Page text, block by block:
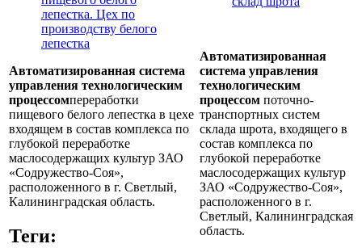
Автоматизированная система
управления технологическим
процессомпереработки
пищевого белого лепестка в цехе
входящем в состав комплекса по
глубокой переработке
маслосодержащих культур ЗАО
«Содружество-Соя»,
расположенного в г. Светлый,
Калининградская область.
Теги:
Автоматизированная
система управления
технологическим
процессом поточно-
транспортных систем
склада шрота, входящего в
состав комплекса по
глубокой переработке
маслосодержащих культур
ЗАО «Содружество-Соя»,
расположенного в г.
Светлый, Калининградская
область.